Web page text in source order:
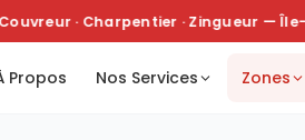
· Charpentier · Zingueur — Île-
Propos Nos Services Zones